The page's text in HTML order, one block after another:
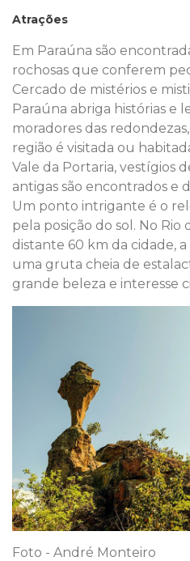
Atrações
Em Paraúna são
rochosas que conferem
Cercado de mistérios e
Paraúna abriga histórias e
moradores das
região é visitada ou
Vale da Portaria, vestígios
antigas são encontrados e
Um ponto intrigante é o
pela posição do sol. No Rio
distante 60 km da cidade,
uma gruta cheia de
grande beleza e interesse
Foto - André Monteiro